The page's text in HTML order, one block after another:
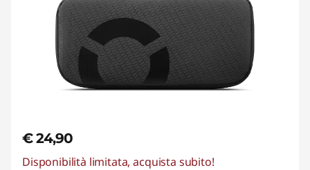
€ 24,90
Disponibilità limitata, acquista subito!